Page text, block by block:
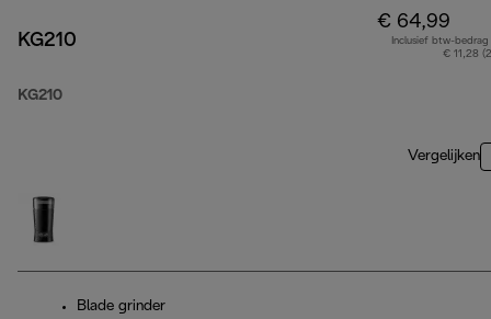
KG210
KG210
€ 64,99
Inclusief btw-bedrag
€ 11,28
Vergelijken
Blade grinder